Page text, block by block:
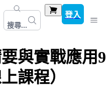
搜尋...
登入
與實戰應用9
課程）